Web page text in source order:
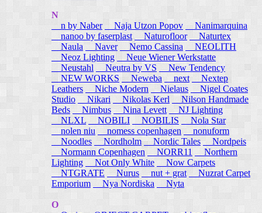
N
n by Naber
Naja Utzon Popov
Nanimarquina
nanoo by faserplast
Naturofloor
Naturtex
Naula
Naver Nemo Cassina
NEOLITH
Neoz Lighting
Neue Wiener Werkstatte
Neustahl
Neutra by VS
New Tendency
NEW WORKS
Neweba next
Nextep
Leathers
Niche Modern Nielaus
Nigel Coates
Studio
Nikari Nikolas Kerl
Nilson Handmade
Beds
Nimbus Nina Levett
NJ Lighting
NLXL
NOBILI NOBILIS
Nola Star
nolen niu
nomess copenhagen
nonuform
Noodles
Nordholm Nordic Tales
Nordpeis
Normann Copenhagen
NORR11
Northern
Lighting
Not Only White
Now Carpets
NTGRATE
Nurus nut + grat
Nuzrat Carpet
Emporium
Nya Nordiska Nyta
O